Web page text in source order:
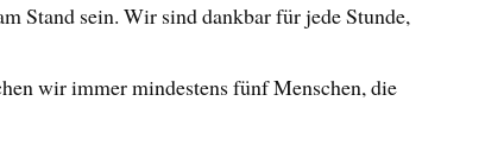
Stand sein. Wir sind dankbar für jede Stunde,
wir immer mindestens fünf Menschen, die